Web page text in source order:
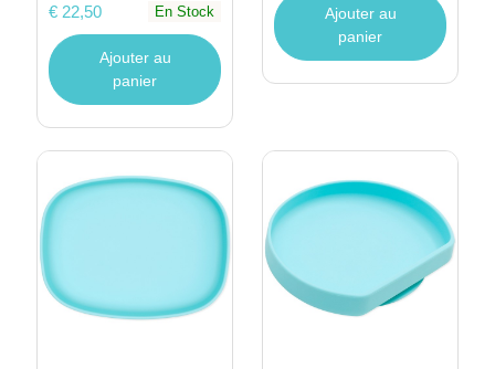
€ 22,50 En Stock
Ajouter au
panier
Ajouter au
panier